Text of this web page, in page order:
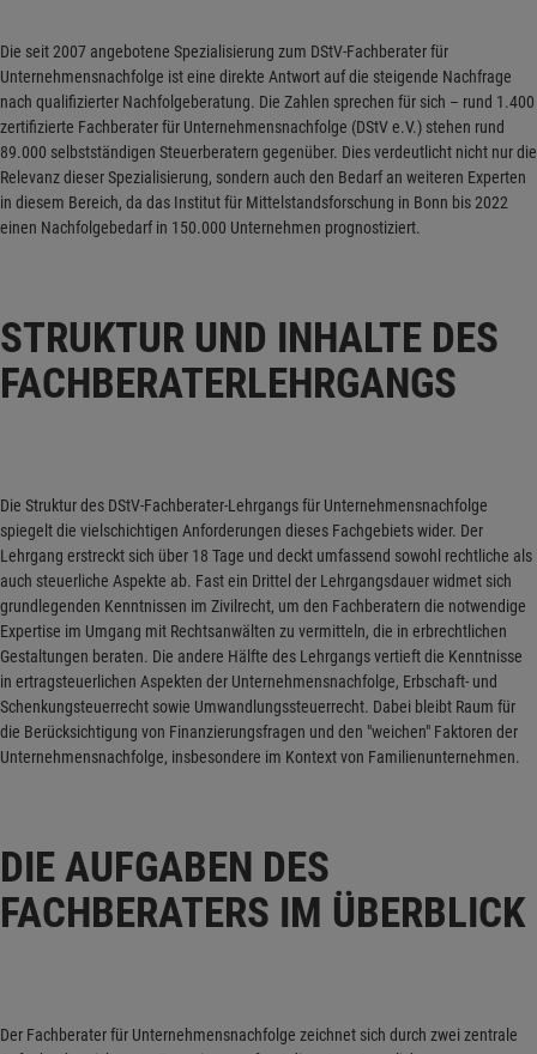
Die seit 2007 angebotene Spezialisierung zum DStV-Fachberater für
Unternehmensnachfolge ist eine direkte Antwort auf die steigende Nachfrage
nach qualifizierter Nachfolgeberatung. Die Zahlen sprechen für sich – rund 1.400
zertifizierte Fachberater für Unternehmensnachfolge (DStV e.V.) stehen rund
89.000 selbstständigen Steuerberatern gegenüber. Dies verdeutlicht nicht nur die
Relevanz dieser Spezialisierung, sondern auch den Bedarf an weiteren Experten
in diesem Bereich, da das Institut für Mittelstandsforschung in Bonn bis 2022
einen Nachfolgebedarf in 150.000 Unternehmen prognostiziert.
STRUKTUR UND INHALTE DES
FACHBERATERLEHRGANGS
Die Struktur des DStV-Fachberater-Lehrgangs für Unternehmensnachfolge
spiegelt die vielschichtigen Anforderungen dieses Fachgebiets wider. Der
Lehrgang erstreckt sich über 18 Tage und deckt umfassend sowohl rechtliche als
auch steuerliche Aspekte ab. Fast ein Drittel der Lehrgangsdauer widmet sich
grundlegenden Kenntnissen im Zivilrecht, um den Fachberatern die notwendige
Expertise im Umgang mit Rechtsanwälten zu vermitteln, die in erbrechtlichen
Gestaltungen beraten. Die andere Hälfte des Lehrgangs vertieft die Kenntnisse
in ertragsteuerlichen Aspekten der Unternehmensnachfolge, Erbschaft- und
Schenkungsteuerrecht sowie Umwandlungssteuerrecht. Dabei bleibt Raum für
die Berücksichtigung von Finanzierungsfragen und den "weichen" Faktoren der
Unternehmensnachfolge, insbesondere im Kontext von Familienunternehmen.
DIE AUFGABEN DES
FACHBERATERS IM ÜBERBLICK
Der Fachberater für Unternehmensnachfolge zeichnet sich durch zwei zentrale